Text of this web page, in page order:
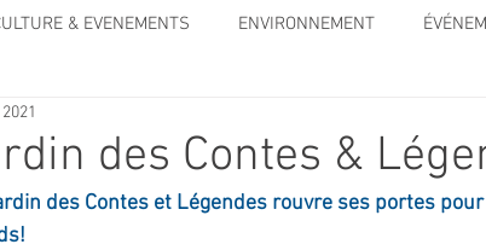
& EVENEMENTS ENVIRONNEMENT
ECO MOBILITE PETITE ENFANCE TOURISME
des Contes &
des Contes et Légendes rouvre ses portes